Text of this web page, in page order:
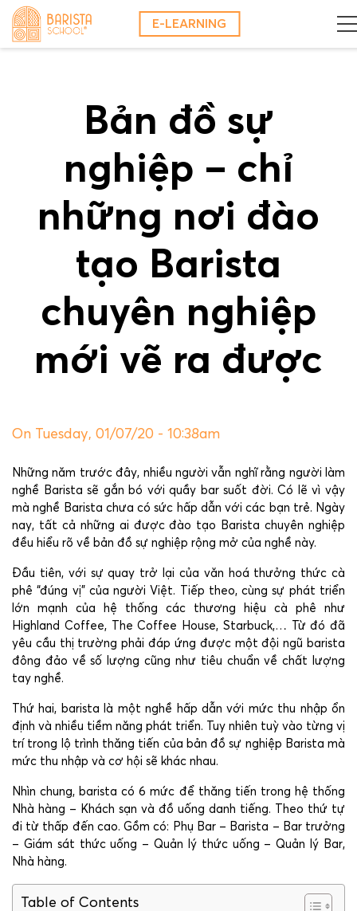
Skip
content
E-LEARNING
Bản đồ sự
nghiệp – chỉ
những nơi đào
tạo Barista
chuyên nghiệp
mới vẽ ra được
On Tuesday, 01/07/20 - 10:38am
Những năm trước đây, nhiều người vẫn nghĩ rằng người làm
nghề Barista sẽ gắn bó với quầy bar suốt đời. Có lẽ vì vậy
mà nghề Barista chưa có sức hấp dẫn với các bạn trẻ. Ngày
nay, tất cả những ai được đào tạo Barista chuyên nghiệp
đều hiểu rõ về bản đồ sự nghiệp rộng mở của nghề này.
Đầu tiên, với sự quay trở lại của văn hoá thưởng thức cà
phê “đúng vị” của người Việt. Tiếp theo, cùng sự phát triển
lớn mạnh của hệ thống các thương hiệu cà phê như
Highland Coffee, The Coffee House, Starbuck,… Từ đó đã
yêu cầu thị trường phải đáp ứng được một đội ngũ barista
đông đảo về số lượng cũng như tiêu chuẩn về chất lượng
tay nghề.
Thứ hai, barista là một nghề hấp dẫn với mức thu nhập ổn
định và nhiều tiềm năng phát triển. Tuy nhiên tuỳ vào từng vị
trí trong lộ trình thăng tiến của bản đồ sự nghiệp Barista mà
mức thu nhập và cơ hội sẽ khác nhau.
Nhìn chung, barista có 6 mức để thăng tiến trong hệ thống
Nhà hàng – Khách sạn và đồ uống danh tiếng. Theo thứ tự
đi từ thấp đến cao. Gồm có: Phụ Bar – Barista – Bar trưởng
– Giám sát thức uống – Quản lý thức uống – Quản lý Bar,
Nhà hàng.
Table of Contents